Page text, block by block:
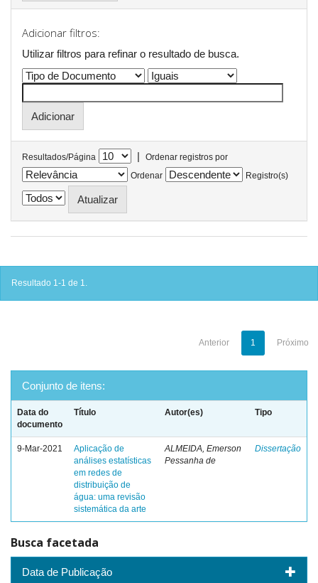
Adicionar filtros:
Utilizar filtros para refinar o resultado de busca.
Resultados/Página |
Ordenar registros por
Ordenar
Registro(s)
Resultado 1-1 de 1.
Anterior 1 Próximo
Conjunto de itens:
Data do
documento
Título Autor(es) Tipo
9-Mar-2021
Aplicação de
análises estatísticas
em redes de
distribuição de
água: uma revisão
sistemática da arte
ALMEIDA, Emerson
Pessanha de
Dissertação
Busca facetada
Data de Publicação